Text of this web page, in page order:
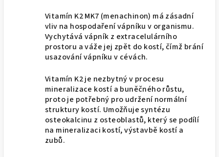
Vitamín K2 MK7 (menachinon) má zásadní
vliv na hospodaření vápníku v organismu.
Vychytává vápník z extracelulárního
prostoru a váže jej zpět do kostí, čímž brání
usazování vápníku v cévách.
Vitamín K2 je nezbytný v procesu
mineralizace kostí a buněčného růstu,
proto je potřebný pro udržení normální
struktury kostí. Umožňuje syntézu
osteokalcinu z osteoblastů, který se podílí
na mineralizaci kostí, výstavbě kostí a
zubů.